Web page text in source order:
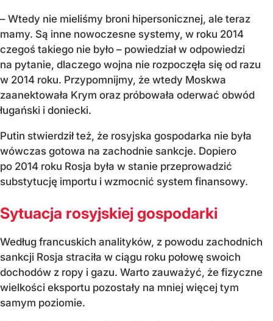
– Wtedy nie mieliśmy broni hipersonicznej, ale teraz
mamy. Są inne nowoczesne systemy, w roku 2014
czegoś takiego nie było – powiedział w odpowiedzi
na pytanie, dlaczego wojna nie rozpoczęła się od razu
w 2014 roku. Przypomnijmy, że wtedy Moskwa
zaanektowała Krym oraz próbowała oderwać obwód
ługański i doniecki.
Putin stwierdził też, że rosyjska gospodarka nie była
wówczas gotowa na zachodnie sankcje. Dopiero
po 2014 roku Rosja była w stanie przeprowadzić
substytucję importu i wzmocnić system finansowy.
Sytuacja rosyjskiej gospodarki
Według francuskich analityków, z powodu zachodnich
sankcji Rosja straciła w ciągu roku połowę swoich
dochodów z ropy i gazu. Warto zauważyć, że fizyczne
wielkości eksportu pozostały na mniej więcej tym
samym poziomie.